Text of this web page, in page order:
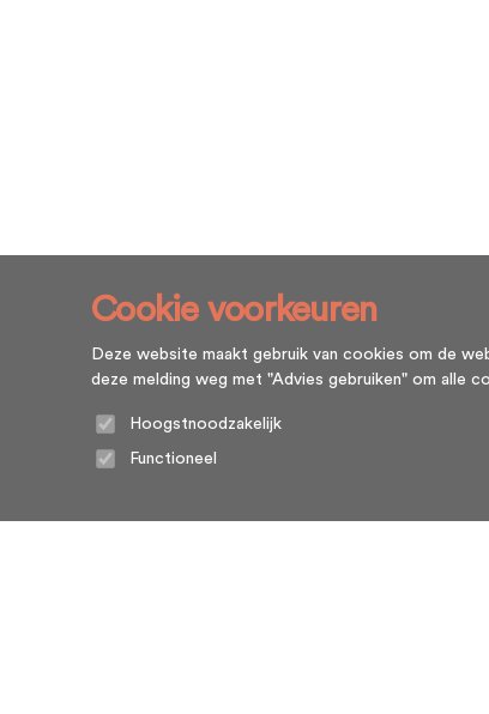
Cookie voorkeuren
Deze website maakt gebruik van cookies om de
deze melding weg met "Advies gebruiken" om alle
Hoogstnoodzakelijk
Functioneel